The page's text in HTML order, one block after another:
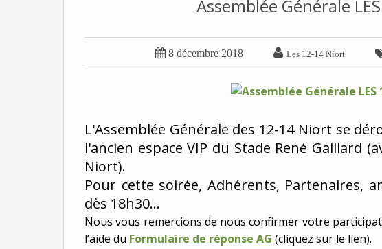
Assemblée Générale
 8 décembre 2018  Les 12-14 Niort
L'Assemblée Générale des 12-14 Niort se
l'ancien espace VIP du Stade René Gaillard
Niort).
Pour cette soirée, Adhérents, Partenaires,
dès 18h30...
Nous vous remercions de nous confirmer votre
l’aide du Formulaire de réponse AG (cliquez sur le lien).